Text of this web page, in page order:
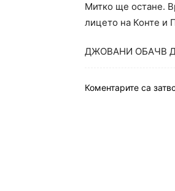
Митко ще остане.
лицето на Конте и
ДЖОВАНИ ОБАЧВ
Коментарите са